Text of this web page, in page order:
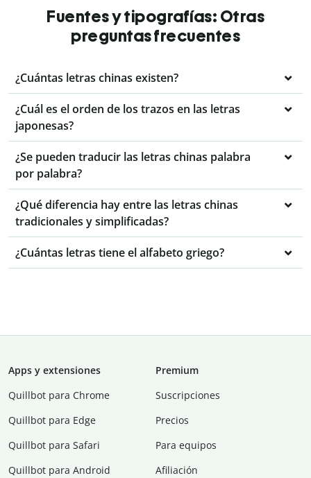
Fuentes y tipografías: Otras
preguntas frecuentes
¿Cuántas letras chinas existen?
¿Cuál es el orden de los trazos en las letras
japonesas?
¿Se pueden traducir las letras chinas palabra
por palabra?
¿Qué diferencia hay entre las letras chinas
tradicionales y simplificadas?
¿Cuántas letras tiene el alfabeto griego?
Apps y extensiones
Quillbot para Chrome
Quillbot para Edge
Quillbot para Safari
Quillbot para Android
Premium
Suscripciones
Precios
Para equipos
Afiliación